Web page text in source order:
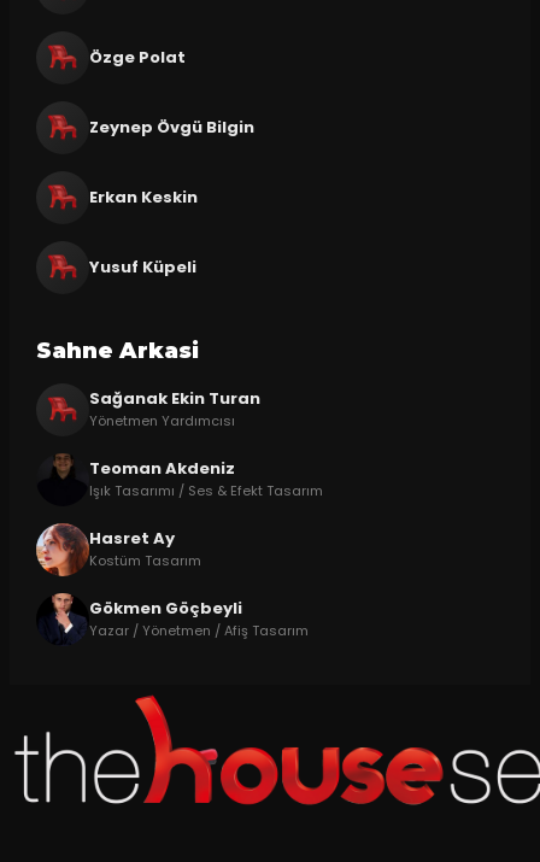
Özge Polat
Zeynep Övgü Bilgin
Erkan Keskin
Yusuf Küpeli
Sahne Arkasi
Sağanak Ekin Turan
Yönetmen Yardımcısı
Teoman Akdeniz
Işık Tasarımı / Ses & Efekt Tasarım
Hasret Ay
Kostüm Tasarım
Gökmen Göçbeyli
Yazar / Yönetmen / Afiş Tasarım